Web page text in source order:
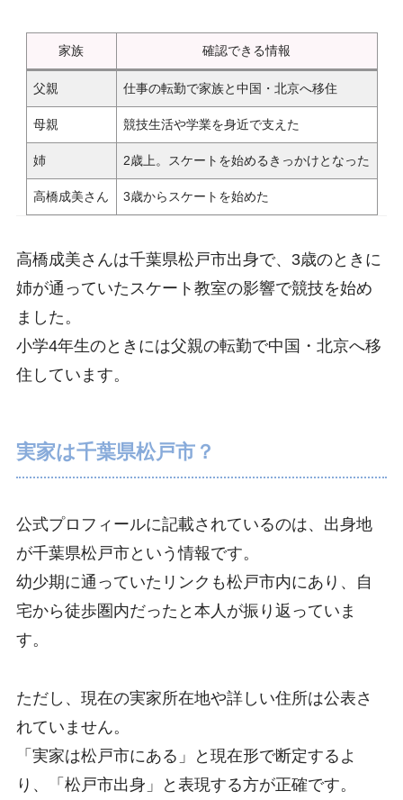
家族 確認できる情報
父親 仕事の転勤で家族と中国・北京へ移住
母親 競技生活や学業を身近で支えた
姉 2歳上。スケートを始めるきっかけとなった
高橋成美さん 3歳からスケートを始めた
高橋成美さんは千葉県松戸市出身で、3歳のときに
姉が通っていたスケート教室の影響で競技を始め
ました。
小学4年生のときには父親の転勤で中国・北京へ移
住しています。
実家は千葉県松戸市？
公式プロフィールに記載されているのは、出身地
が千葉県松戸市という情報です。
幼少期に通っていたリンクも松戸市内にあり、自
宅から徒歩圏内だったと本人が振り返っていま
す。
ただし、現在の実家所在地や詳しい住所は公表さ
れていません。
「実家は松戸市にある」と現在形で断定するよ
り、「松戸市出身」と表現する方が正確です。